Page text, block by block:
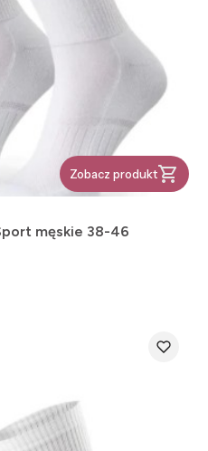
Zobacz produkt
męskie 38-46